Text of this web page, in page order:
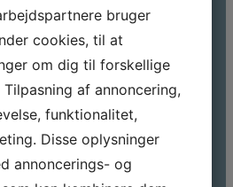
andet:
og procesrør
bruger
cookies, til at
om dig til forskellige
af annoncering,
funktionalitet,
Disse oplysninger
annoncerings- og